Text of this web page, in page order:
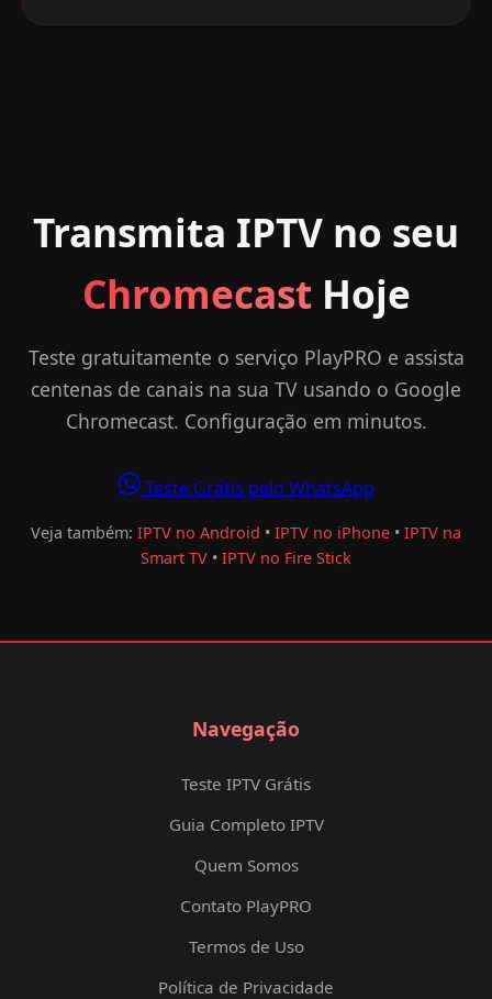
Transmita IPTV no seu
ChromecastHoje
Teste gratuitamente o serviço PlayPRO e assista
centenas de canais na sua TV usando o Google
Chromecast. Configuração em minutos.
Teste Grátis pelo WhatsApp
Veja também: IPTV no Android • IPTV no iPhone • IPTV na
Smart TV • IPTV no Fire Stick
Navegação
Teste IPTV Grátis
Guia Completo IPTV
Quem Somos
Contato PlayPRO
Termos de Uso
Política de Privacidade